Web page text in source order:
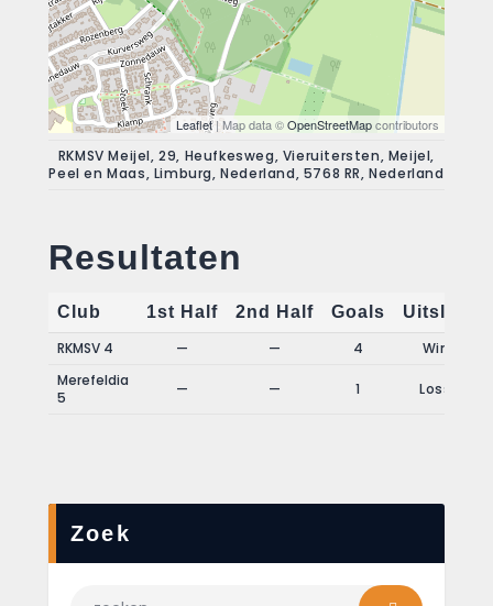
Leaflet| Map data ©OpenStreetMapcontributors
RKMSV Meijel, 29, Heufkesweg, Vieruitersten, Meijel,
Peel en Maas, Limburg, Nederland, 5768 RR, Nederland
Resultaten
Club 1st Half 2nd Half Goals
Uitslag
RKMSV 4
— — 4
Win
Merefeldia
5
— — 1 Loss
Zoek